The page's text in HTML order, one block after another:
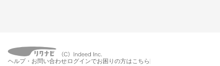
エントリーするとプログラムの詳細案内を
受け取れるようになります
ヘルプ・お問い合わせ ログインでお困りの方はこちら